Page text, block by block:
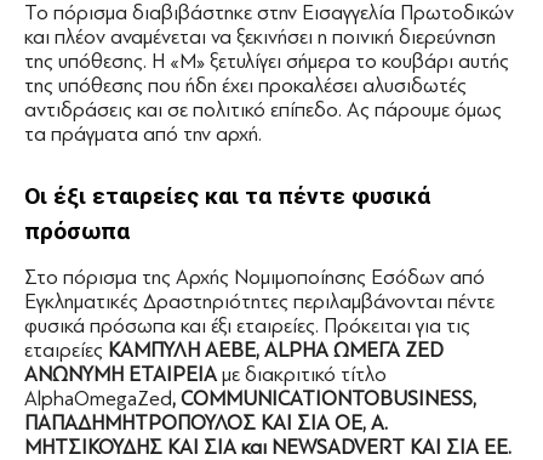
Το πόρισμα διαβιβάστηκε στην Εισαγγελία Πρωτοδικών
και πλέον αναμένεται να ξεκινήσει η ποινική διερεύνηση
της υπόθεσης. Η «Μ» ξετυλίγει σήμερα το κουβάρι αυτής
της υπόθεσης που ήδη έχει προκαλέσει αλυσιδωτές
αντιδράσεις και σε πολιτικό επίπεδο. Ας πάρουμε όμως
τα πράγματα από την αρχή.
Οι έξι εταιρείες και τα πέντε φυσικά
πρόσωπα
Στο πόρισμα της Αρχής Νομιμοποίησης Εσόδων από
Εγκληματικές Δραστηριότητες περιλαμβάνονται πέντε
φυσικά πρόσωπα και έξι εταιρείες. Πρόκειται για τις
εταιρείες ΚΑΜΠΥΛΗ ΑΕΒΕ, ALPHA ΩΜΕΓΑ ZED
ΑΝΩΝΥΜΗ ΕΤΑΙΡΕΙΑ με διακριτικό τίτλο
AlphaOmegaZed, COMMUNICATIONTOBUSINESS,
ΠΑΠΑΔΗΜΗΤΡΟΠΟΥΛΟΣ ΚΑΙ ΣΙΑ ΟΕ, Α.
ΜΗΤΣΙΚΟΥΔΗΣ ΚΑΙ ΣΙΑ και NEWSADVERT ΚΑΙ ΣΙΑ ΕΕ.